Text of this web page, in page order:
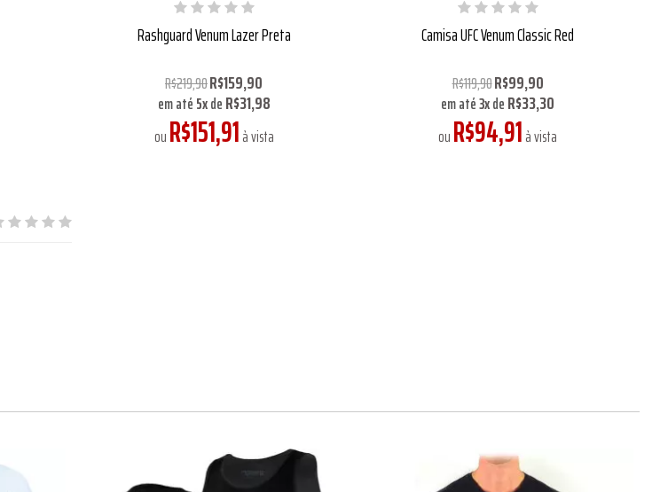
Rashguard Venum Lazer Preta
R$219,90R$159,90
em até5xdeR$31,98
ouR$151,91à vista
Camisa UFC Venum Classic Red
R$119,90R$99,90
em até3xdeR$33,30
ouR$94,91à vista